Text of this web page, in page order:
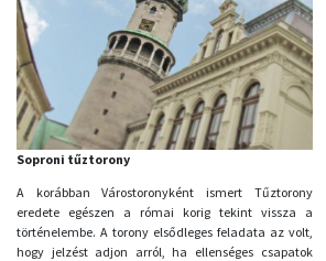
Soproni tűztorony
A korábban Várostoronyként ismert Tűztorony
eredete egészen a római korig tekint vissza a
történelembe. A torony elsődleges feladata az volt,
hogy jelzést adjon arról, ha ellenséges csapatok